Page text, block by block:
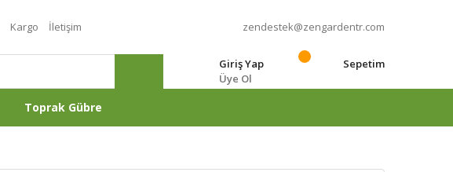
Kargo İletişim zendestek@zengardentr.com
Giriş Yap
Üye Ol
Sepetim
Toprak Gübre